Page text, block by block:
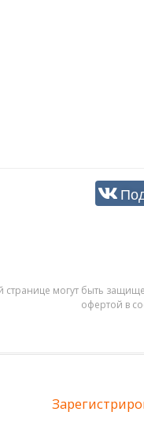
могут быть
офертой в